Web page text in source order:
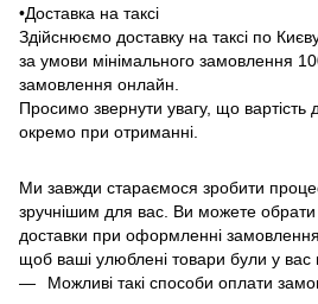
•Доставка на таксі
Здійснюємо доставку на таксі по
за умови мінімального замовлення
замовлення онлайн.
Просимо звернути увагу, що вартість
окремо при отриманні.
Ми завжди стараємося зробити
зручнішим для вас. Ви можете обрати
доставки при оформленні
щоб ваші улюблені товари були у вас
Можливі такі способи оплати